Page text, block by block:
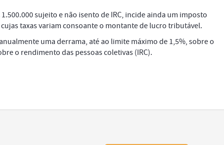
sujeito e não isento de IRC, incide ainda um imposto
taxas variam consoante o montante de lucro tributável.
uma derrama, até ao limite máximo de 1,5%, sobre o
o rendimento das pessoas coletivas (IRC).